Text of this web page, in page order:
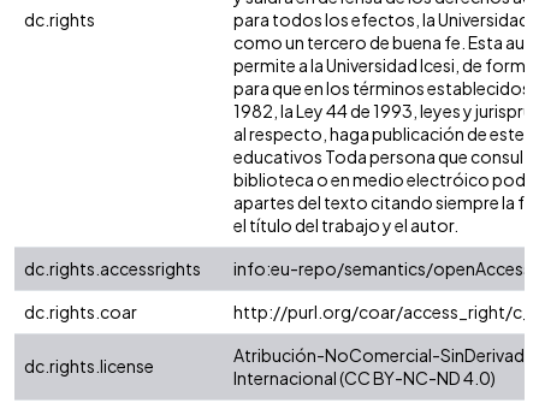
dc.rights
para todos los efectos, la Universidad
como un tercero de buena fe. Esta
permite a la Universidad Icesi, de
para que en los términos establecidos
1982, la Ley 44 de 1993, leyes y
al respecto, haga publicación de este
educativos Toda persona que consulte
biblioteca o en medio electróico
apartes del texto citando siempre la
el título del trabajo y el autor.
dc.rights.accessrights
info:eu-repo/semantics/openAccess
dc.rights.coar
http://purl.org/coar/access_right/
dc.rights.license
Atribución-NoComercial-
Internacional (CC BY-NC-ND 4.0)